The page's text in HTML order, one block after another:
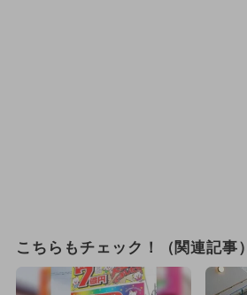
こちらもチェック！（関連記事）